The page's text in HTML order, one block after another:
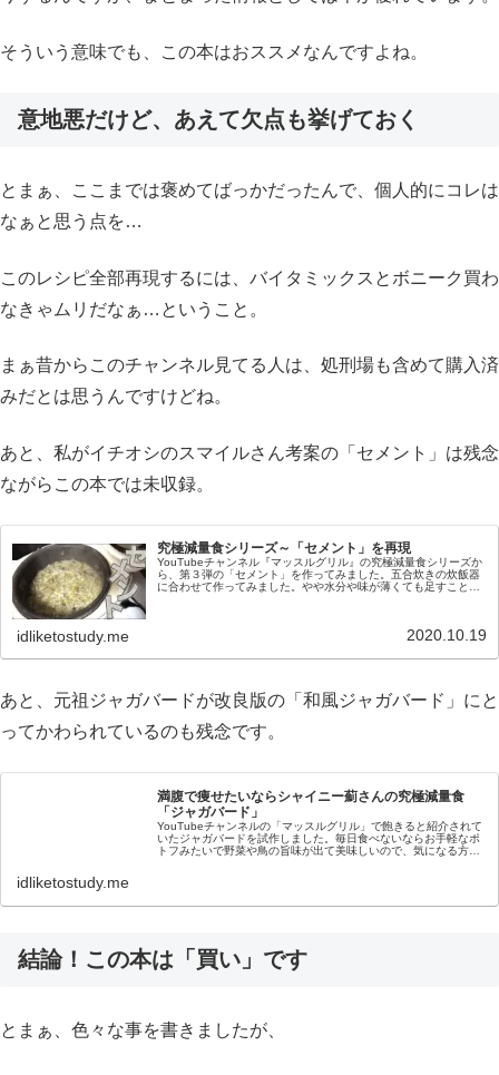
そういう意味でも、この本はおススメなんですよね。
意地悪だけど、あえて欠点も挙げておく
とまぁ、ここまでは褒めてばっかだったんで、個人的にコレは
なぁと思う点を…
このレシピ全部再現するには、バイタミックスとボニーク買わ
なきゃムリだなぁ…ということ。
まぁ昔からこのチャンネル見てる人は、処刑場も含めて購入済
みだとは思うんですけどね。
あと、私がイチオシのスマイルさん考案の「セメント」は残念
ながらこの本では未収録。
究極減量食シリーズ～「セメント」を再現
YouTubeチャンネル『マッスルグリル』の究極減量食シリーズか
ら、第３弾の「セメント」を作ってみました。五合炊きの炊飯器
に合わせて作ってみました。やや水分や味が薄くても足すことは
idliketostudy.me 2020.10.19
あと、元祖ジャガバードが改良版の「和風ジャガバード」にと
ってかわられているのも残念です。
満腹で痩せたいならシャイニー薊さんの究極減量食
「ジャガバード」
YouTubeチャンネルの「マッスルグリル」で飽きると紹介されて
いたジャガバードを試作しました。毎日食べないならお手軽なポ
トフみたいで野菜や鳥の旨味が出て美味しいので、気になる方は
idliketostudy.me
結論！この本は「買い」です
とまぁ、色々な事を書きましたが、